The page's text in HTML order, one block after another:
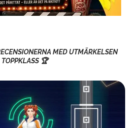
MED UTMÄRKELSEN
TOPPKLASS 🏆